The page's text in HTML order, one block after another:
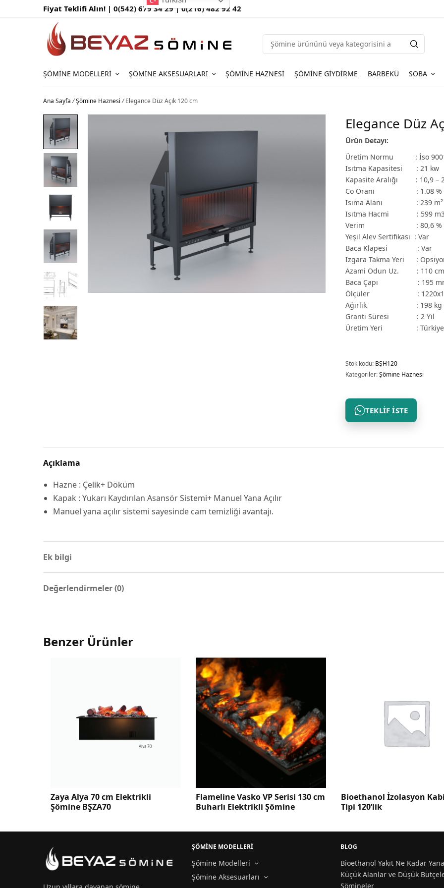
Fiyat Teklifi Alın! |0(542) 679 34 29 |0(216) 482 92 42
ŞÖMINE MODELLERI ŞÖMINE AKSESUARLARI ŞÖMINE HAZNESI ŞÖMINE GIYDIRME BARBEKÜ SOBA
Ana Sayfa /Şömine Haznesi /Elegance Düz Açık 120 cm
Elegance Düz
Ürün Detayı:
Üretim Normu : İso
Isıtma Kapasitesi : 21 kw
Kapasite Aralığı : 10,9 –
Co Oranı : 1.08 %
Isıma Alanı : 239 m²
Isıtma Hacmi : 599 m3
Verim : 80,6 %
Yeşil Alev Sertifikası : Var
Baca Klapesi : Var
Izgara Takma Yeri :
Azami Odun Uz. : 110 cm
Baca Çapı : 195
Ölçüler :
Ağırlık : 198 kg
Granti Süresi : 2 Yıl
Üretim Yeri : Türkiye
Stok kodu: BŞH120
Kategoriler:Şömine Haznesi
TEKLIF İSTE
Açıklama
Hazne : Çelik+ Döküm
Kapak : Yukarı Kaydırılan Asansör Sistemi+ Manuel Yana Açılır
Manuel yana açılır sistemi sayesinde cam temizliği avantajı.
Ek bilgi
Değerlendirmeler (0)
Benzer Ürünler
Zaya Alya 70 cm Elektrikli
Şömine BŞZA70
Flameline Vasko VP Serisi 130 cm
Buharlı Elektrikli Şömine
Bioethanol İzolasyon
Tipi 120’lik
ŞÖMİNE MODELLERİ
Şömine Modelleri
Şömine Aksesuarları
BLOG
Bioethanol Yakıt Ne Kadar
Küçük Alanlar ve Düşük
Şömineler